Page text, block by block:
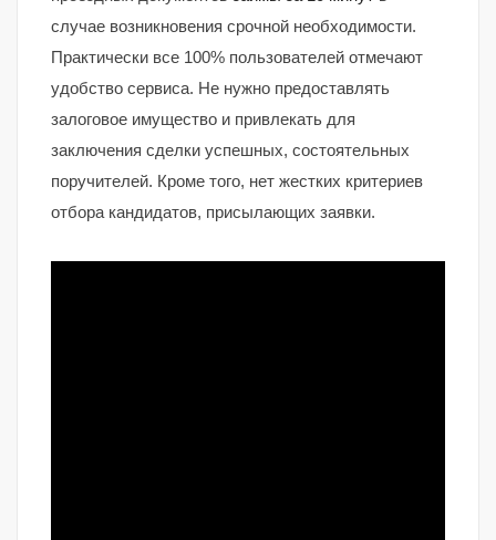
случае возникновения срочной необходимости.
Практически все 100% пользователей отмечают
удобство сервиса. Не нужно предоставлять
залоговое имущество и привлекать для
заключения сделки успешных, состоятельных
поручителей. Кроме того, нет жестких критериев
отбора кандидатов, присылающих заявки.